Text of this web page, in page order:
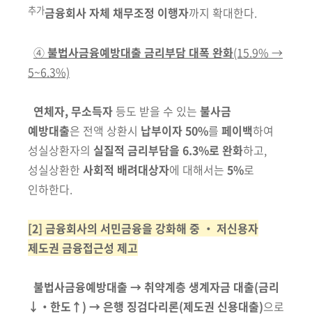
추가금융회사 자체 채무조정 이행자까지 확대한다.
④불법사금융예방대출 금리부담 대폭 완화(15.9% →
5~6.3%)
연체자, 무소득자 등도 받을 수 있는 불사금
예방대출은 전액 상환시 납부이자 50%를 페이백하여
성실상환자의 실질적 금리부담을 6.3%로 완화하고,
성실상환한 사회적 배려대상자에 대해서는 5%로
인하한다.
[2] 금융회사의 서민금융을 강화해 중 ‧ 저신용자
제도권 금융접근성 제고
불법사금융예방대출 → 취약계층 생계자금 대출(금리
↓‧한도↑) → 은행 징검다리론(제도권 신용대출)으로